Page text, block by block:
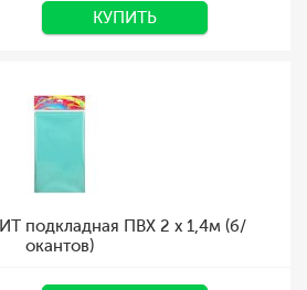
КУПИТЬ
подкладная ПВХ 2 х 1,4м (б/
окантов)